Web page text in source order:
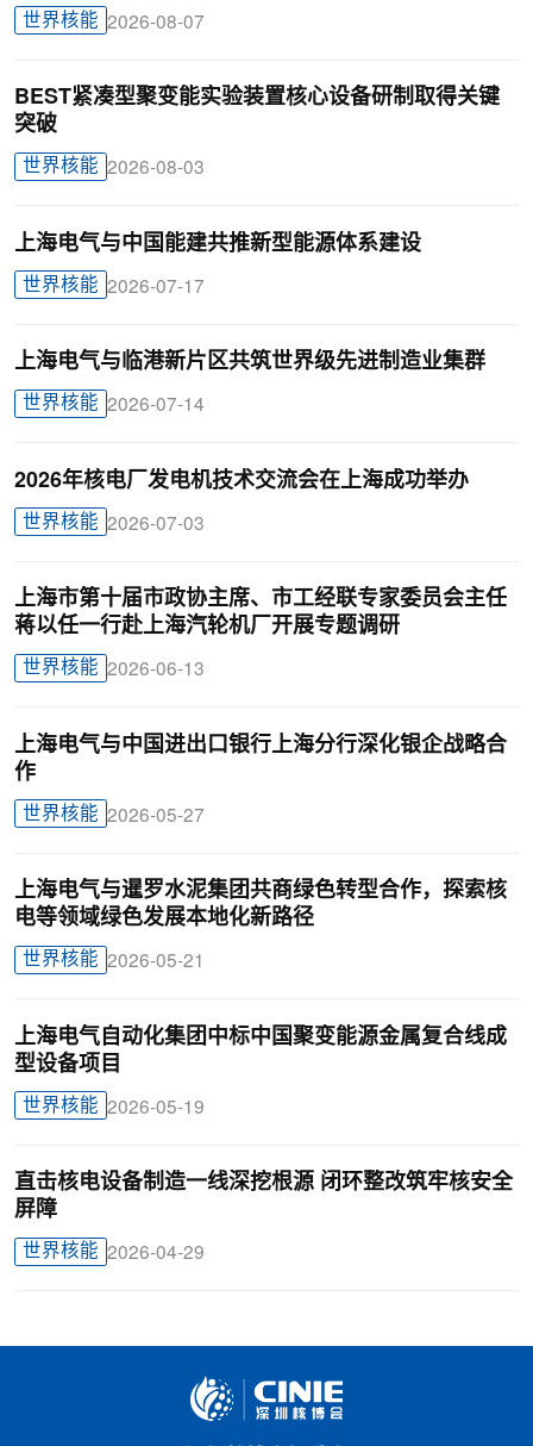
世界核能 2026-08-07
BEST紧凑型聚变能实验装置核心设备研制取得关键
突破
世界核能 2026-08-03
上海电气与中国能建共推新型能源体系建设
世界核能 2026-07-17
上海电气与临港新片区共筑世界级先进制造业集群
世界核能 2026-07-14
2026年核电厂发电机技术交流会在上海成功举办
世界核能 2026-07-03
上海市第十届市政协主席、市工经联专家委员会主任
蒋以任一行赴上海汽轮机厂开展专题调研
世界核能 2026-06-13
上海电气与中国进出口银行上海分行深化银企战略合
作
世界核能 2026-05-27
上海电气与暹罗水泥集团共商绿色转型合作，探索核
电等领域绿色发展本地化新路径
世界核能 2026-05-21
上海电气自动化集团中标中国聚变能源金属复合线成
型设备项目
世界核能 2026-05-19
直击核电设备制造一线深挖根源 闭环整改筑牢核安全
屏障
世界核能 2026-04-29